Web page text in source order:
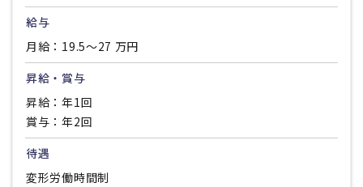
給与
月給：19.5～27 万円
昇給・賞与
昇給：年1回
賞与：年2回
待遇
変形労働時間制